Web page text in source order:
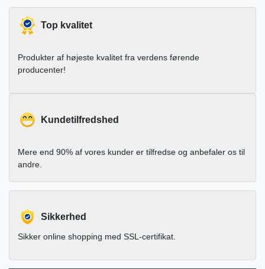
Top kvalitet
Produkter af højeste kvalitet fra verdens førende
producenter!
Kundetilfredshed
Mere end 90% af vores kunder er tilfredse og anbefaler os til
andre.
Sikkerhed
Sikker online shopping med SSL-certifikat.